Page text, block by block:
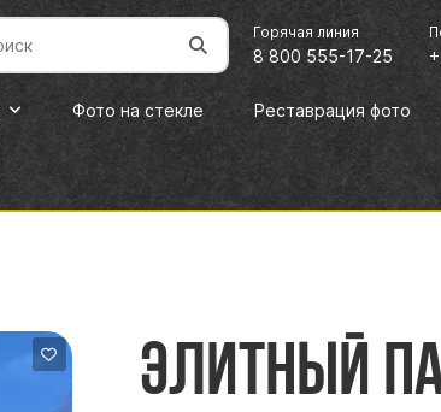
Горячая линия
8 800 555-17-25
Фото на стекле Реставрация фото
Элитный